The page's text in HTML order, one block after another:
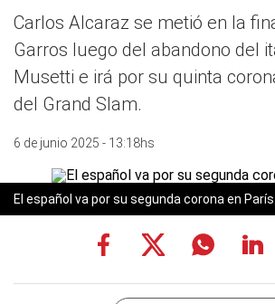
Carlos Alcaraz se metió en la
Garros luego del abandono del
Musetti e irá por su quinta
del Grand Slam.
6 de junio 2025 - 13:18hs
El español va por su segunda corona en París.